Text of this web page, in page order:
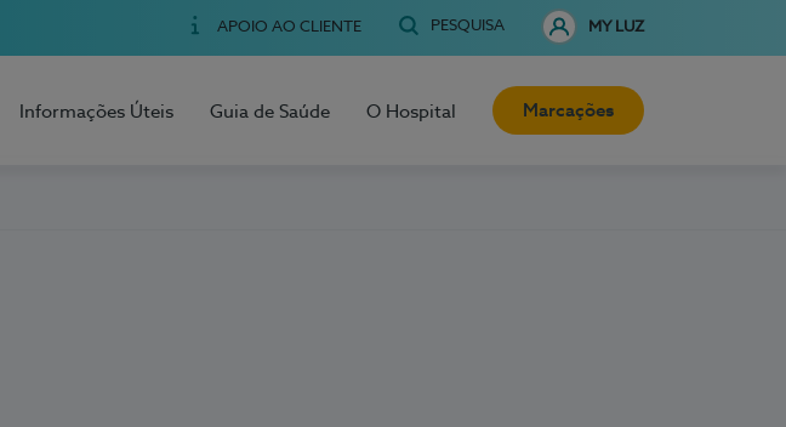
APOIO AO CLIENTE PESQUISA MY LUZ
Informações Úteis Guia de Saúde O Hospital Marcações